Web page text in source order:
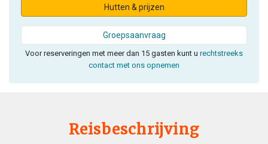
Hutten & prijzen
Groepsaanvraag
Voor reserveringen met meer dan 15 gasten kunt u rechtstreeks
contact met ons opnemen
Reisbeschrijving